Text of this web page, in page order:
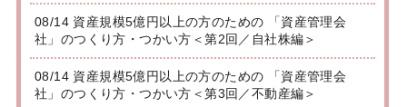
08/14 資産規模5億円以上の方のための 「資産管理会
社」のつくり方・つかい方＜第2回／自社株編＞
08/14 資産規模5億円以上の方のための 「資産管理会
社」のつくり方・つかい方＜第3回／不動産編＞